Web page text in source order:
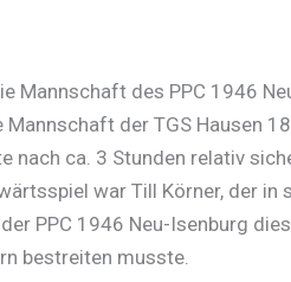
Mannschaft des PPC 1946
der TGS Hausen
ca. 3 Stunden relativ
war Till Körner, der in
PPC 1946 Neu-Isenburg
bestreiten musste.